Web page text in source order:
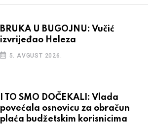
BRUKA U BUGOJNU: Vučić
izvrijeđao Heleza
5. AVGUST 2026.
I TO SMO DOČEKALI: Vlada
povećala osnovicu za obračun
plaća budžetskim korisnicima